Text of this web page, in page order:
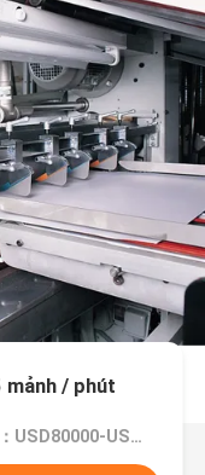
/ phút
Giá bán：USD80000-USD150000